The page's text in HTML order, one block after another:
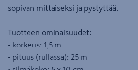
sopivan mittaiseksi ja pystyttää.
Tuotteen ominaisuudet:
• korkeus: 1,5 m
• pituus (rullassa): 25 m